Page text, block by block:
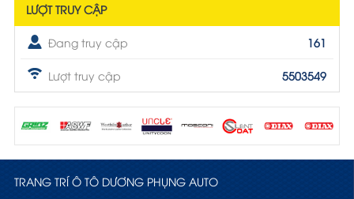
LƯỢT TRUY CẬP
Đang truy cập 161
Lượt truy cập 5503549
TRANG TRÍ Ô TÔ DƯƠNG PHỤNG AUTO